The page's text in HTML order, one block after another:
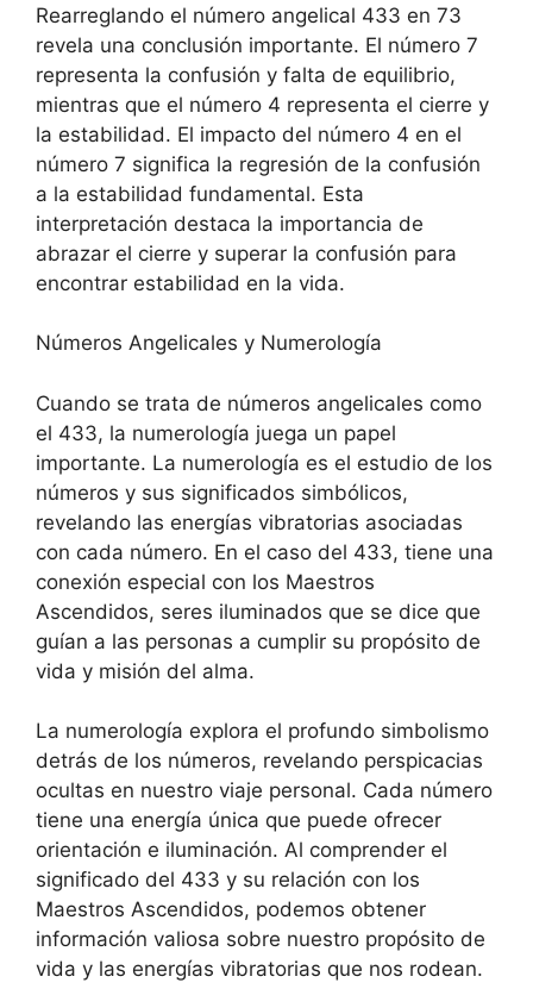
Rearreglando el número angelical 433 en 73
revela una conclusión importante. El número 7
representa la confusión y falta de equilibrio,
mientras que el número 4 representa el cierre y
la estabilidad. El impacto del número 4 en el
número 7 significa la regresión de la confusión
a la estabilidad fundamental. Esta
interpretación destaca la importancia de
abrazar el cierre y superar la confusión para
encontrar estabilidad en la vida.
Números Angelicales y Numerología
Cuando se trata de números angelicales como
el 433, la numerología juega un papel
importante. La numerología es el estudio de los
números y sus significados simbólicos,
revelando las energías vibratorias asociadas
con cada número. En el caso del 433, tiene una
conexión especial con los Maestros
Ascendidos, seres iluminados que se dice que
guían a las personas a cumplir su propósito de
vida y misión del alma.
La numerología explora el profundo simbolismo
detrás de los números, revelando perspicacias
ocultas en nuestro viaje personal. Cada número
tiene una energía única que puede ofrecer
orientación e iluminación. Al comprender el
significado del 433 y su relación con los
Maestros Ascendidos, podemos obtener
información valiosa sobre nuestro propósito de
vida y las energías vibratorias que nos rodean.